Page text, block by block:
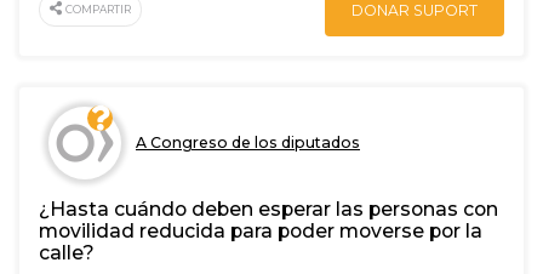
COMPARTIR DONAR SUPORT
A Congreso de los diputados
¿Hasta cuándo deben esperar las personas con
movilidad reducida para poder moverse por la
calle?